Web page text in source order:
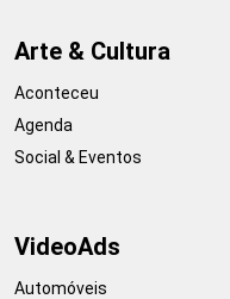
Arte & Cultura
Aconteceu
Agenda
Social & Eventos
VideoAds
Automóveis